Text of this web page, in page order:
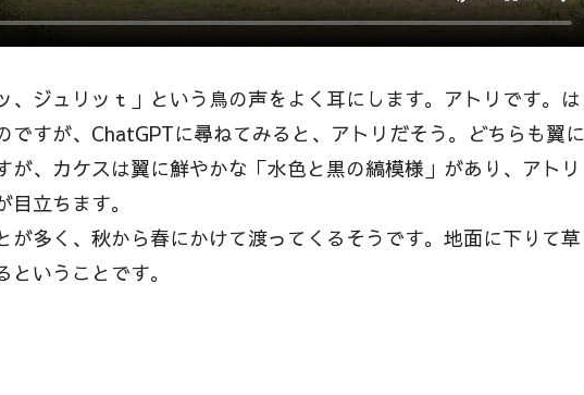
、ジュリッｔ」という鳥の声をよく耳にします。アトリです。は
ですが、ChatGPTに尋ねてみると、アトリだそう。どちらも翼に
が、カケスは翼に鮮やかな「水色と黒の縞模様」があり、アトリ
立ちます。
が多く、秋から春にかけて渡ってくるそうです。地面に下りて草
いうことです。